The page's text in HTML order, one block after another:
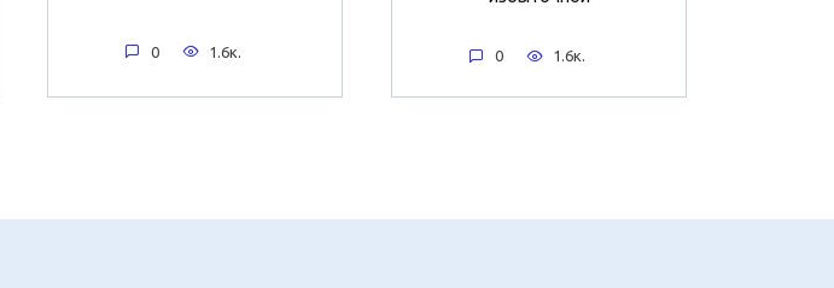
0 1.6к. 0 1.6к.